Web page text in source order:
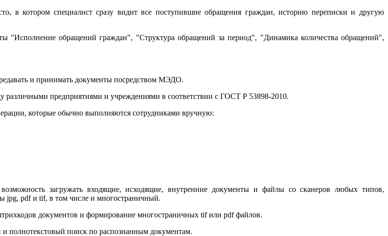
в котором специалист сразу видит все поступившие обращения граждан, историю переписки и другую
"Исполнение обращений граждан", "Структура обращений за период", "Динамика количества обращений",
и принимать документы посредством МЭДО.
предприятиями и учреждениями в соответствии с ГОСТ Р 53898-2010.
которые обычно выполняются сотрудниками вручную:
загружать входящие, исходящие, внутренние документы и файлы со сканеров любых типов,
jpg, pdf и tif, в том числе и многостраничный.
документов и формирование многостраничных tif или pdf файлов.
полнотекстовый поиск по распознанным документам.